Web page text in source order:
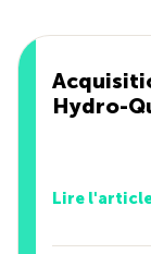
Hydro-
Lire